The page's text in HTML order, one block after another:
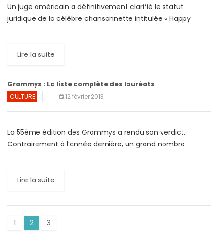
Un juge américain a définitivement clarifié le statut
juridique de la célèbre chansonnette intitulée « Happy
Lire la suite
Grammys : La liste complète des lauréats
CULTURE 12 février 2013
La 55ème édition des Grammys a rendu son verdict.
Contrairement à l’année dernière, un grand nombre
Lire la suite
1 2 3